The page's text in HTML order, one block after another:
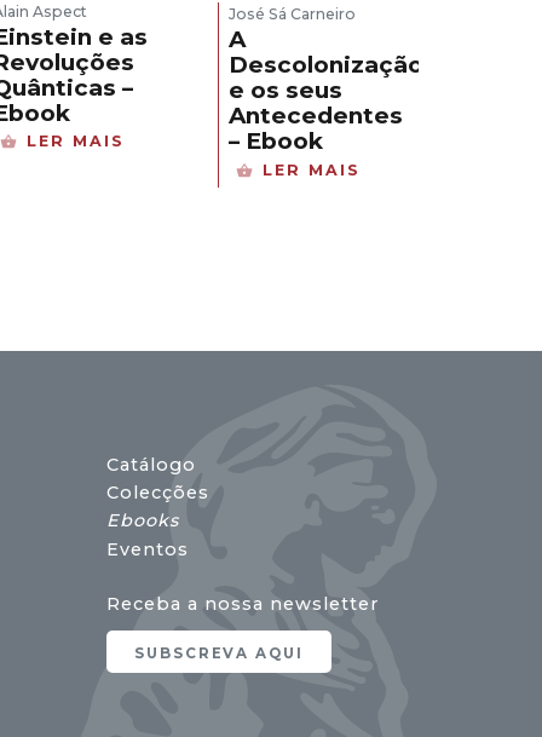
Aspect
e as
–
LER MAIS
José Sá Carneiro
A
Descolonização
e os seus
Antecedentes
– Ebook
LER MAIS
Catálogo
Colecções
Ebooks
Eventos
Receba a nossa newsletter
SUBSCREVA AQUI